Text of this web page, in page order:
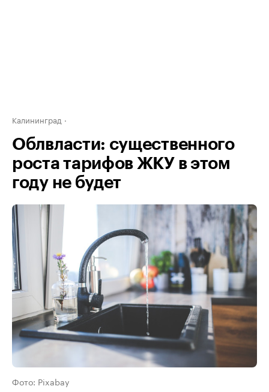
Калининград
Облвласти: существенного
роста тарифов ЖКУ в этом
году не будет
Фото: Pixabay